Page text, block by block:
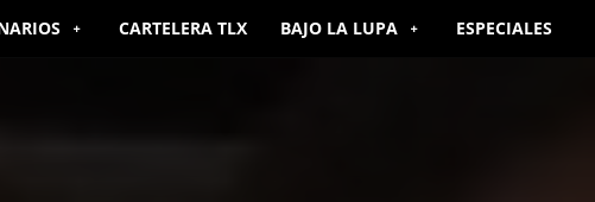
CARTELERA TLX BAJO LA LUPA ESPECIALES